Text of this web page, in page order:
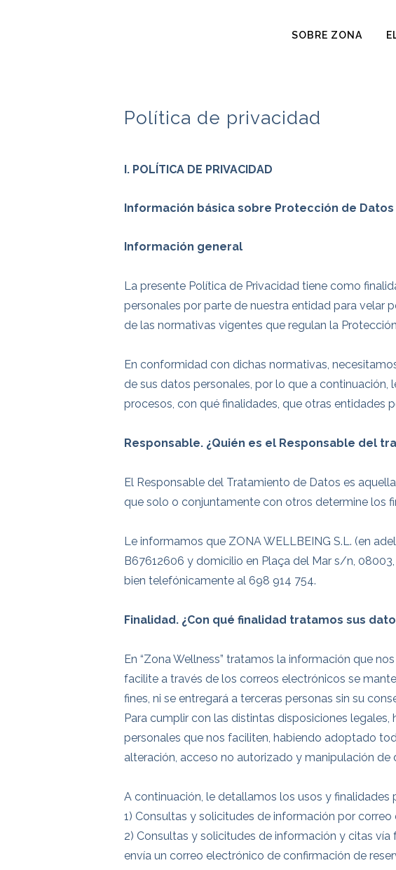
SOBRE ZONA
Política de privacidad
I. POLÍTICA DE PRIVACIDAD
Información básica sobre Protección de Datos
Información general
La presente Política de Privacidad tiene como
personales por parte de nuestra entidad para velar
de las normativas vigentes que regulan la
En conformidad con dichas normativas,
de sus datos personales, por lo que a
procesos, con qué finalidades, que otras entidades
Responsable. ¿Quién es el Responsable del
El Responsable del Tratamiento de Datos es
que solo o conjuntamente con otros determine los
Le informamos que ZONA WELLBEING S.L. (en
B67612606 y domicilio en Plaça del Mar s/n,
bien telefónicamente al 698 914 754.
Finalidad. ¿Con qué finalidad tratamos sus
En “Zona Wellness” tratamos la información que
facilite a través de los correos electrónicos se
fines, ni se entregará a terceras personas sin su
Para cumplir con las distintas disposiciones
personales que nos faciliten, habiendo adoptado
alteración, acceso no autorizado y manipulación de
A continuación, le detallamos los usos y finalidades
1) Consultas y solicitudes de información por
2) Consultas y solicitudes de información y citas
envía un correo electrónico de confirmación de